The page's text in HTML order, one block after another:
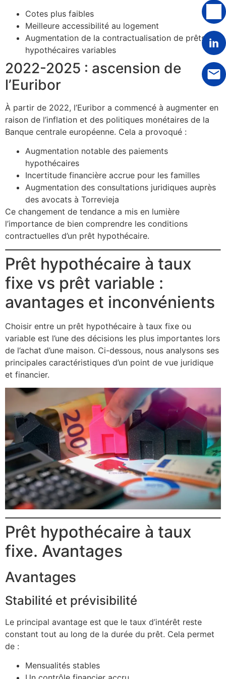
Cotes plus faibles
Meilleure accessibilité au logement
Augmentation de la contractualisation de prêts
hypothécaires variables
2022-2025 : ascension de
l’Euribor
À partir de 2022, l’Euribor a commencé à augmenter en
raison de l’inflation et des politiques monétaires de la
Banque centrale européenne. Cela a provoqué :
Augmentation notable des paiements
hypothécaires
Incertitude financière accrue pour les familles
Augmentation des consultations juridiques auprès
des avocats à Torrevieja
Ce changement de tendance a mis en lumière
l’importance de bien comprendre les conditions
contractuelles d’un prêt hypothécaire.
Prêt hypothécaire à taux
fixe vs prêt variable :
avantages et inconvénients
Choisir entre un prêt hypothécaire à taux fixe ou
variable est l’une des décisions les plus importantes lors
de l’achat d’une maison. Ci-dessous, nous analysons ses
principales caractéristiques d’un point de vue juridique
et financier.
Prêt hypothécaire à taux
fixe. Avantages
Avantages
Stabilité et prévisibilité
Le principal avantage est que le taux d’intérêt reste
constant tout au long de la durée du prêt. Cela permet
de :
Mensualités stables